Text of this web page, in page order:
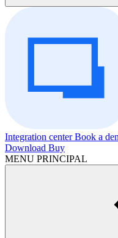
Integration centerBook a
Download Buy
MENU PRINCIPAL